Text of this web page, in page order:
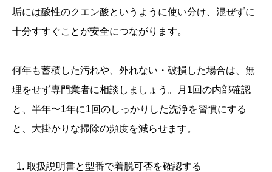
垢には酸性のクエン酸というように使い分け、混ぜずに
十分すすぐことが安全につながります。
何年も蓄積した汚れや、外れない・破損した場合は、無
理をせず専門業者に相談しましょう。月1回の内部確認
と、半年〜1年に1回のしっかりした洗浄を習慣にする
と、大掛かりな掃除の頻度を減らせます。
取扱説明書と型番で着脱可否を確認する